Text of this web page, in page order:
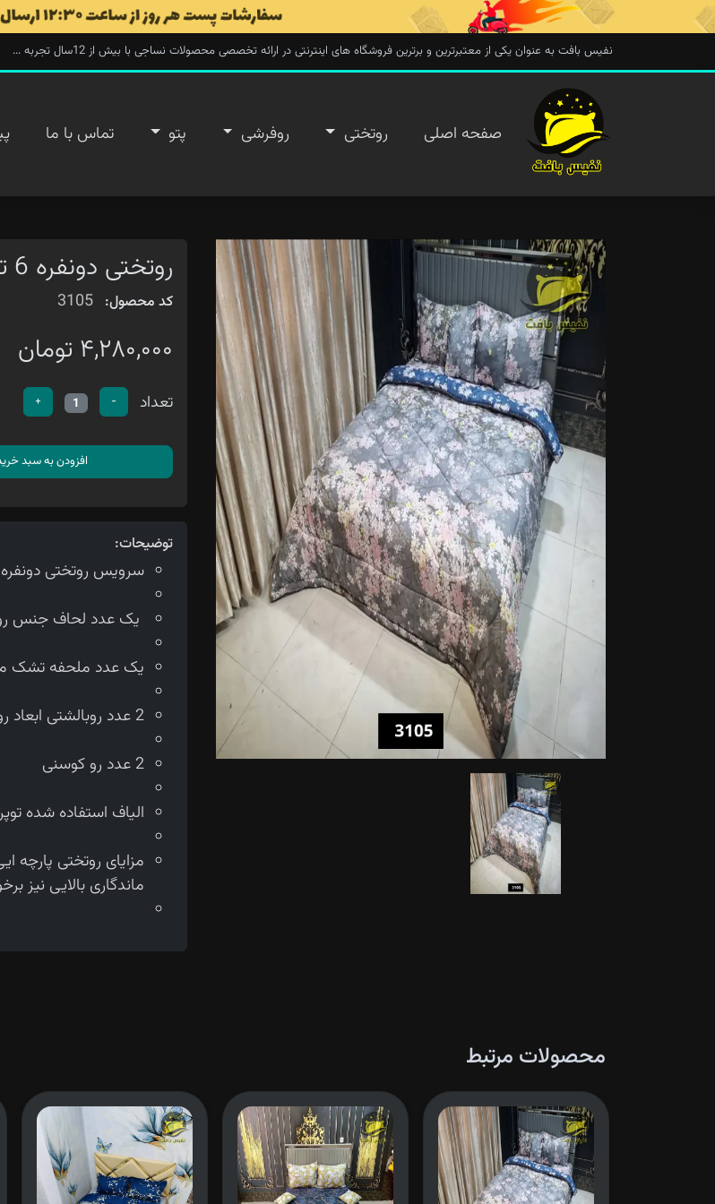
نفیس بافت به عنوان یکی از معتبرترین و برترین فروشگاه های اینترنتی در ارائه تخصصی محصولات نساجی با بیش از 12سال تجربه ...
صفحه اصلی روتختی روفرشی پتو تماس با ما
روتختی دونفره 6 تیکه طرح شاخه ایی
کد محصول: 3105
۴,۲۸۰,۰۰۰ تومان
تعداد -
1
+
افزودن به سبد
توضیحات:
سرویس روتختی دونفره شامل 6
یک عدد لحاف جنس روبه پارچه
یک عدد ملحفه تشک مناسب برای
2 عدد روبالشتی ابعاد روبالشی ها 70*50 سانتی متر می باشد.
2 عدد رو کوسنی
الیاف استفاده شده
مزایای روتختی
ماندگاری بالایی نیز
محصولات مرتبط